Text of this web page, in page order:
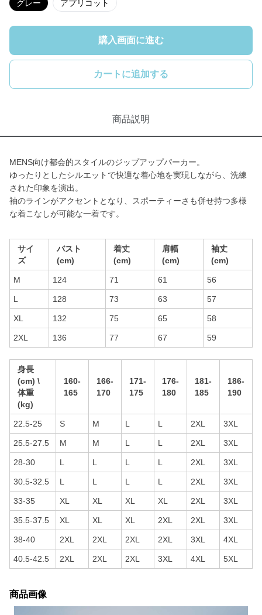
グレー アプリコット
購入画面に進む
カートに追加する
商品説明
MENS向け都会的スタイルのジップアップパーカー。
ゆったりとしたシルエットで快適な着心地を実現しながら、洗練
された印象を演出。
袖のラインがアクセントとなり、スポーティーさも併せ持つ多様
な着こなしが可能な一着です。
サイ
ズ
バスト
(cm)
着丈
(cm)
肩幅
(cm)
袖丈
(cm)
M 124 71 61 56
L 128 73 63 57
XL 132 75 65 58
2XL 136 77 67 59
身長
(cm) \
体重
(kg)
160-
165
166-
170
171-
175
176-
180
181-
185
186-
190
22.5-25 S M L L 2XL 3XL
25.5-27.5 M M L L 2XL 3XL
28-30 L L L L 2XL 3XL
30.5-32.5 L L L L 2XL 3XL
33-35 XL XL XL XL 2XL 3XL
35.5-37.5 XL XL XL 2XL 2XL 3XL
38-40 2XL 2XL 2XL 2XL 3XL 4XL
40.5-42.5 2XL 2XL 2XL 3XL 4XL 5XL
商品画像